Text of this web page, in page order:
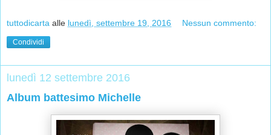
tuttodicarta alle lunedì, settembre 19, 2016 Nessun commento:
Condividi
lunedì 12 settembre 2016
Album battesimo Michelle